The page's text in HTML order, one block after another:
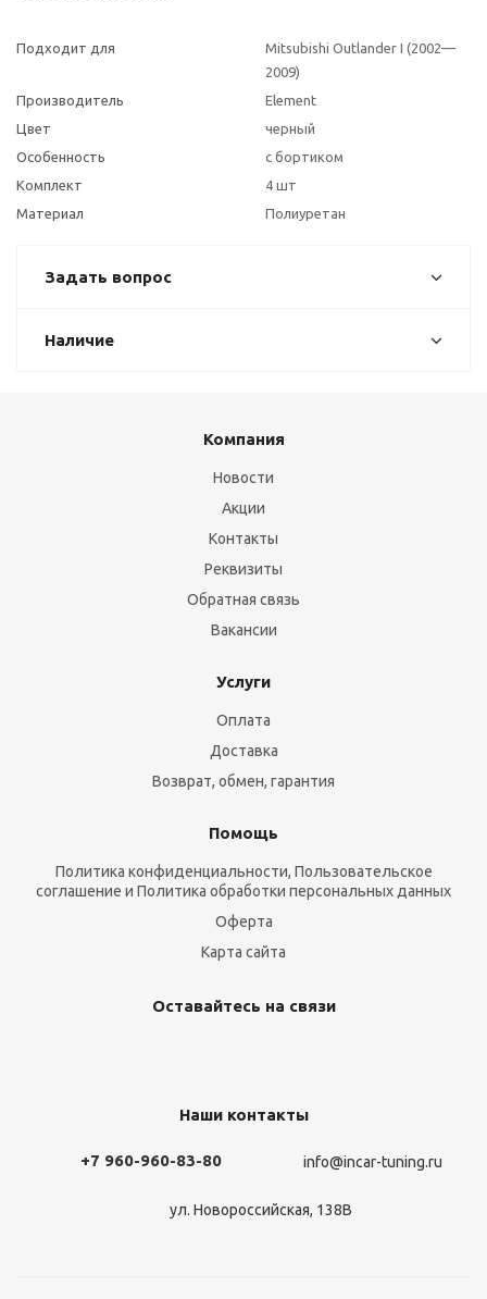
Подходит для
Mitsubishi Outlander I (2002—
2009)
Производитель
Element
Цвет
черный
Особенность
с бортиком
Комплект
4 шт
Материал
Полиуретан
Задать вопрос
Наличие
Компания
Новости
Акции
Контакты
Реквизиты
Обратная связь
Вакансии
Услуги
Оплата
Доставка
Возврат, обмен, гарантия
Помощь
Политика конфиденциальности, Пользовательское
соглашение и Политика обработки персональных данных
Оферта
Карта сайта
Оставайтесь на связи
Наши контакты
+7 960-960-83-80 info@incar-tuning.ru
ул. Новороссийская, 138В